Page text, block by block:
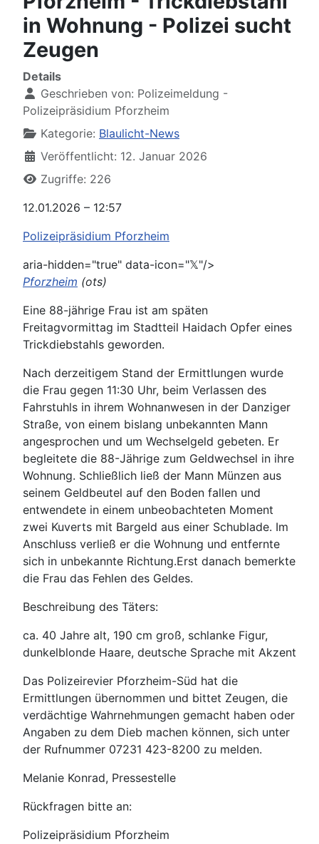
in Wohnung - Polizei sucht
Zeugen
Details
Geschrieben von: Polizeimeldung -
Polizeipräsidium Pforzheim
Kategorie: Blaulicht-News
Veröffentlicht: 12. Januar 2026
Zugriffe: 226
12.01.2026 – 12:57
Polizeipräsidium Pforzheim
aria-hidden="true" data-icon="𝕏"/>
Pforzheim (ots)
Eine 88-jährige Frau ist am späten
Freitagvormittag im Stadtteil Haidach Opfer eines
Trickdiebstahls geworden.
Nach derzeitigem Stand der Ermittlungen wurde
die Frau gegen 11:30 Uhr, beim Verlassen des
Fahrstuhls in ihrem Wohnanwesen in der Danziger
Straße, von einem bislang unbekannten Mann
angesprochen und um Wechselgeld gebeten. Er
begleitete die 88-Jährige zum Geldwechsel in ihre
Wohnung. Schließlich ließ der Mann Münzen aus
seinem Geldbeutel auf den Boden fallen und
entwendete in einem unbeobachteten Moment
zwei Kuverts mit Bargeld aus einer Schublade. Im
Anschluss verließ er die Wohnung und entfernte
sich in unbekannte Richtung.Erst danach bemerkte
die Frau das Fehlen des Geldes.
Beschreibung des Täters:
ca. 40 Jahre alt, 190 cm groß, schlanke Figur,
dunkelblonde Haare, deutsche Sprache mit Akzent
Das Polizeirevier Pforzheim-Süd hat die
Ermittlungen übernommen und bittet Zeugen, die
verdächtige Wahrnehmungen gemacht haben oder
Angaben zu dem Dieb machen können, sich unter
der Rufnummer 07231 423-8200 zu melden.
Melanie Konrad, Pressestelle
Rückfragen bitte an:
Polizeipräsidium Pforzheim